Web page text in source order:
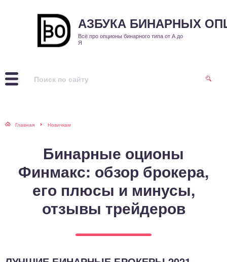
АЗБУКА БИНАРНЫХ
Всё про опционы бинарного типа от А до
Я
Главная Новичкам
Бинарные оционы
Финмакс: обзор брокера,
его плюсы и минусы,
отзывы трейдеров